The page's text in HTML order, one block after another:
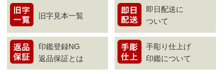
旧字見本一覧
即日配送に
ついて
印鑑登録NG
返品保証とは
手彫り仕上げ
印鑑について